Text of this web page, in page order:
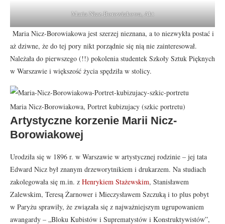
Maria Nicz-Borowiakowa, Akt
Maria Nicz-Borowiakowa jest szerzej nieznana, a to niezwykła postać i
aż dziwne, że do tej pory nikt porządnie się nią nie zainteresował.
Należała do pierwszego (!!) pokolenia studentek Szkoły Sztuk Pięknych
w Warszawie i większość życia spędziła w stolicy.
Maria Nicz-Borowiakowa, Portret kubizujacy (szkic portretu)
Artystyczne korzenie Marii Nicz-
Borowiakowej
Urodziła się w 1896 r. w Warszawie w artystycznej rodzinie – jej tata
Edward Nicz był znanym drzeworytnikiem i drukarzem. Na studiach
zakolegowała się m.in. z Henrykiem Stażewskim, Stanisławem
Zalewskim, Teresą Żarnower i Mieczysławem Szczuką i to plus pobyt
w Paryżu sprawiły, że związała się z najważniejszym ugrupowaniem
awangardy – „Bloku Kubistów i Suprematystów i Konstruktywistów”,